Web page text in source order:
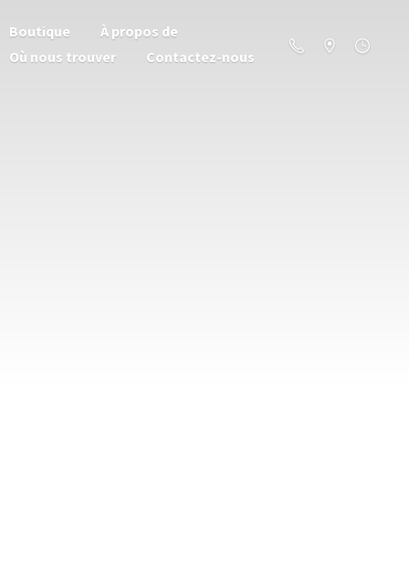
Boutique
À propos de
Où nous trouver
Contactez-nous